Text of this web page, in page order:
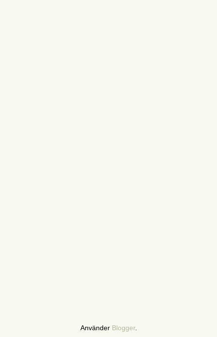
Använder Blogger.